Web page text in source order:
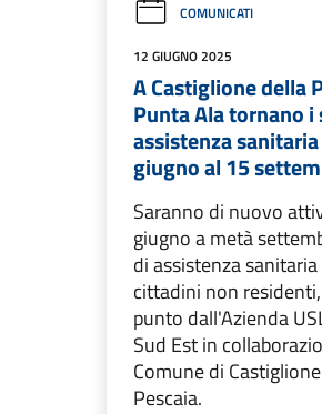
COMUNICATI
12 GIUGNO 2025
A Castiglione della
Punta Ala tornano i
assistenza
giugno al 15
Saranno di nuovo
giugno a metà
di assistenza
cittadini non
punto dall'Azienda
Sud Est in
Comune di
Pescaia.